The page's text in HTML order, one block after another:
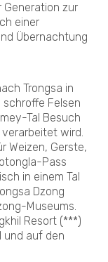
zur
einer
Übernachtung
Trongsa in
Felsen
Tal Besuch
wird.
Weizen, Gerste,
Pass
in einem Tal
Dzong
Museums.
Resort (***)
und auf den